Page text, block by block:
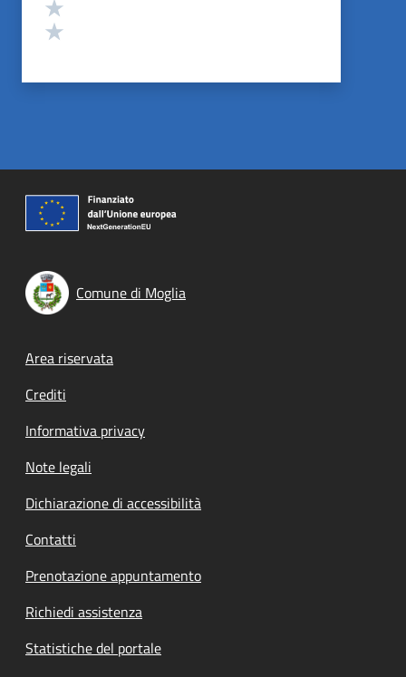
Comune di Moglia
Footer menu
Area riservata
Crediti
Informativa privacy
Note legali
Dichiarazione di accessibilità
Contatti
Prenotazione appuntamento
Richiedi assistenza
Statistiche del portale